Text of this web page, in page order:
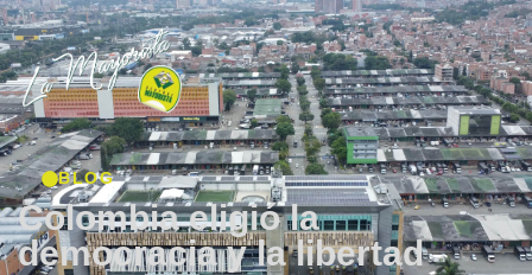
BLOG
Colombia eligió la
democracia y la libertad